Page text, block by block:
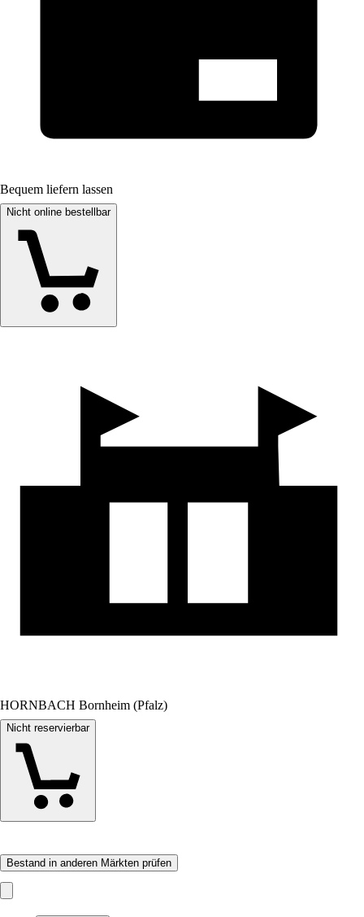
Bequem liefern lassen
Nicht online bestellbar
HORNBACH Bornheim (Pfalz)
Nicht reservierbar
Bestand in anderen Märkten prüfen